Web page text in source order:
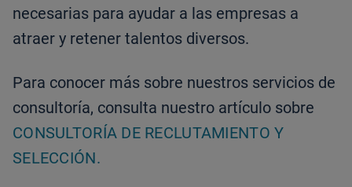
necesarias para ayudar a las empresas a
atraer y retener talentos diversos.
Para conocer más sobre nuestros servicios de
consultoría, consulta nuestro artículo sobre
CONSULTORÍA DE RECLUTAMIENTO Y
SELECCIÓN.